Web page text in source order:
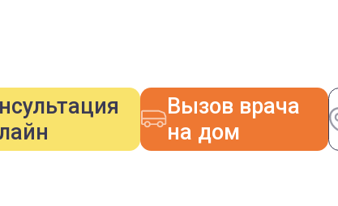
Вызов врача
на дом